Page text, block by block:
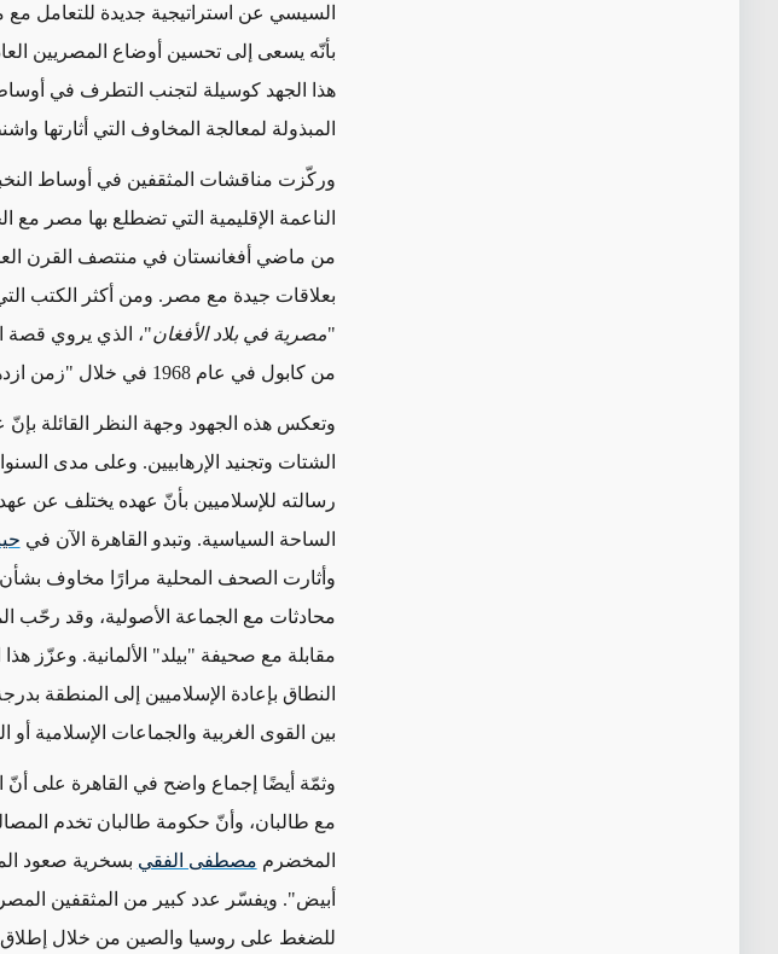
السيسي عن استراتيجية جديدة للتعامل
بأنّه يسعى إلى تحسين أوضاع المصريين
هذا الجهد كوسيلة لتجنب التطرف في
المبذولة لمعالجة المخاوف التي
وركّزت مناقشات المثقفين في أوساط النخبة
الناعمة الإقليمية التي تضطلع بها مصر مع
من ماضي أفغانستان في منتصف القرن
بعلاقات جيدة مع مصر. ومن أكثر الكتب
"مصرية في بلاد الأفغان"، الذي يروي قصة
من كابول في عام 1968 في خلال "زمن ازدهارها
وتعكس هذه الجهود وجهة النظر القائلة
الشتات وتجنيد الإرهابيين. وعلى مدى
رسالته للإسلاميين بأنّ عهده يختلف عن
الساحة السياسية. وتبدو القاهرة الآن في
وأثارت الصحف المحلية مرارًا مخاوف بشأن
محادثات مع الجماعة الأصولية، وقد رحّب
مقابلة مع صحيفة "بيلد" الألمانية. وعزّز
النطاق بإعادة الإسلاميين إلى المنطقة
بين القوى الغربية والجماعات الإسلامية
وثمّة أيضًا إجماع واضح في القاهرة على
مع طالبان، وأنّ حكومة طالبان تخدم
المخضرم مصطفى الفقي بسخرية صعود
أبيض". ويفسّر عدد كبير من المثقفين
للضغط على روسيا والصين من خلال إطلاق